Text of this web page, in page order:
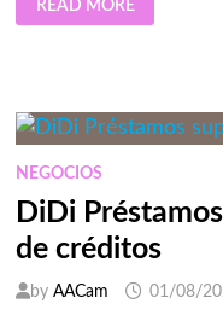
VS
CASAS
VIVIR
EN
CDMX?
READ MORE
NEGOCIOS
DiDi
de créditos
by AACam 01/08/